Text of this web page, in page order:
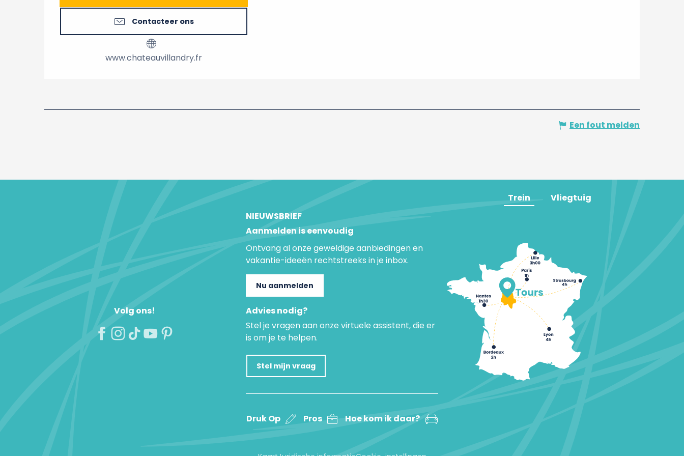
Contacteer ons
www.chateauvillandry.fr
Een fout melden
Volg ons!
NIEUWSBRIEF
Aanmelden is eenvoudig
Ontvang al onze geweldige aanbiedingen en
vakantie-ideeën rechtstreeks in je inbox.
Nu aanmelden
Advies nodig?
Stel je vragen aan onze virtuele assistent, die er
is om je te helpen.
Stel mijn vraag
Druk Op Pros Hoe kom ik daar?
Trein Vliegtuig